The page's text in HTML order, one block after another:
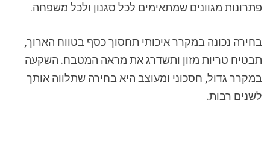
פתרונות מגוונים שמתאימים לכל סגנון ולכל משפחה.
בחירה נכונה במקרר איכותי תחסוך כסף בטווח הארוך,
תבטיח טריות מזון ותשדרג את מראה המטבח. השקעה
במקרר גדול, חסכוני ומעוצב היא בחירה שתלווה אותך
לשנים רבות.